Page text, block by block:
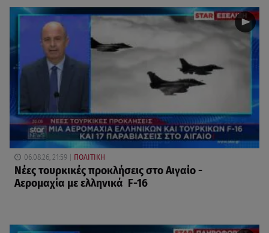
06.08.26, 21:59 ΠΟΛΙΤΙΚΗ
Νέες τουρκικές προκλήσεις στο Αιγαίο -
Αερομαχία με ελληνικά F-16